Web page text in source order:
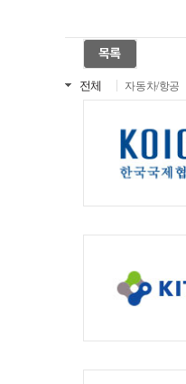
전체 자동차/항공